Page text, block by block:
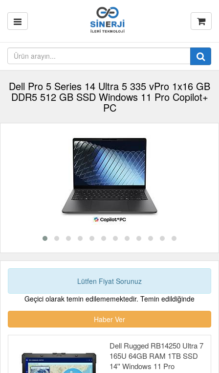
Dell Pro 5 Series 14 Ultra 5 335 vPro 1x16 GB
DDR5 512 GB SSD Windows 11 Pro Copilot+
PC
Lütfen Fiyat Sorunuz
Geçici olarak temin edilememektedir. Temin edildiğinde
Haber Ver
Dell Rugged RB14250 Ultra 7
165U 64GB RAM 1TB SSD
14'' Windows 11 Pro